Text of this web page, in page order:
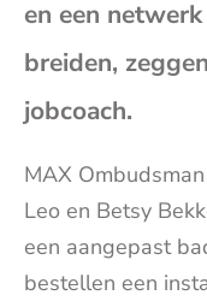
en een
breiden,
jobcoach.
MAX
Leo en Betsy
een aangepast
bestellen een